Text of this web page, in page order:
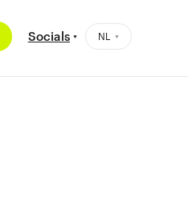
Socials